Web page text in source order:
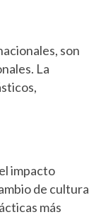
son
La
impacto
de cultura
más